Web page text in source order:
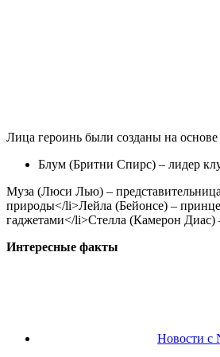
Лица героинь были созданы на
Блум (Бритни Спирс) – лидер
Муза (Люси Лью) –
природы</li>Лейла (Бейонсе) –
гаджетами</li>Стелла (Камерон
Интересные факты
Новости с